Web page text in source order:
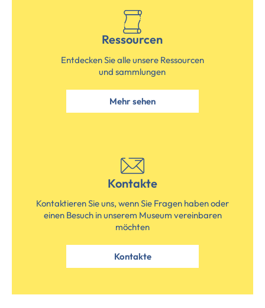
Ressourcen
Entdecken Sie alle unsere Ressourcen
und sammlungen
Mehr sehen
Kontakte
Kontaktieren Sie uns, wenn Sie Fragen haben oder
einen Besuch in unserem Museum vereinbaren
möchten
Kontakte